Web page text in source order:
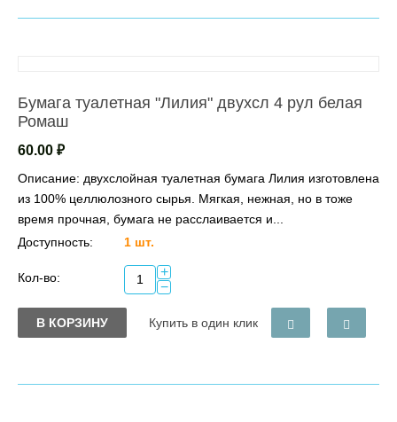
Бумага туалетная "Лилия" двухсл 4 рул белая
Ромаш
60.00 ₽
Описание: двухслойная туалетная бумага Лилия изготовлена
из 100% целлюлозного сырья. Мягкая, нежная, но в тоже
время прочная, бумага не расслаивается и...
Доступность:
1 шт.
Кол-во:
+
−
В КОРЗИНУ Купить в один клик